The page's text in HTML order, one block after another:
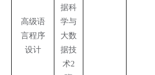
高级语
言程序
设计
据科
学与
大数
据技
术2